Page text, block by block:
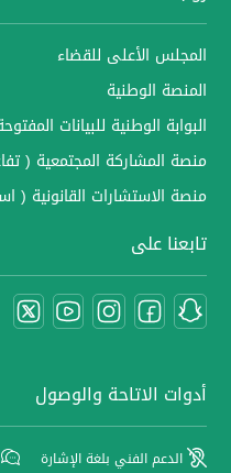
المجلس الأعلى للقضاء
المنصة الوطنية
البوابة الوطنية للبيانات
منصة المشاركة المجتمعية (
منصة الاستشارات القانونية (
تابعنا على
أدوات الاتاحة والوصول
الدعم الفني بلغة الإشارة